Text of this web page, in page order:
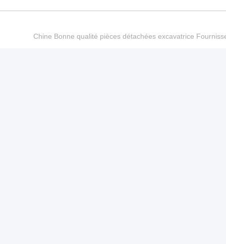
Chine Bonne qualité pièces détachées excavatrice